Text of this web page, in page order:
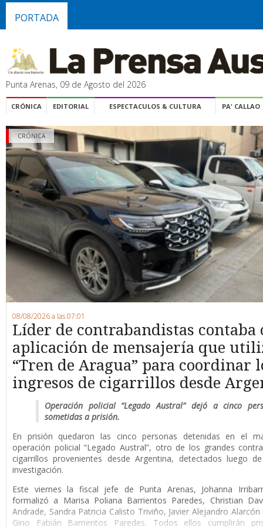
PORTADA
Punta Arenas, 09 de Agosto del 2026
CRÓNICA EDITORIAL ESPECTACULOS & CULTURA PA' CALLAO
CRÓNICA
08/08/2026 a las 07:01
Líder de contrabandistas contaba
aplicación de mensajería que
“Tren de Aragua” para coordinar
ingresos de cigarrillos desde
Operación policial “Legado Austral” dejó a cinco
sometidas a prisión.
En prisión quedaron las cinco personas detenidas en el
operación policial “Legado Austral”, otro de los grandes
cigarrillos provenientes desde Argentina, detectados luego
investigación.
Este viernes la fiscal jefe de Punta Arenas, Johanna
formalizó a Marisa Poliana Barrientos Paredes, Christian
Andrade, Sandra Patricia Calisto Triviño, Javier Alejandro Alarcón
Gino Fabián Barrientos Paredes. Todos ellos cumplirán